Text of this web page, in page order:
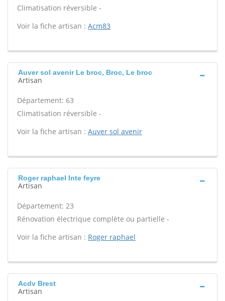
Climatisation réversible -
Voir la fiche artisan : Acm83
Auver sol avenir Le broc, Broc, Le broc
Artisan
Département: 63
Climatisation réversible -
Voir la fiche artisan : Auver sol avenir
Roger raphael Inte feyre
Artisan
Département: 23
Rénovation électrique complète ou partielle -
Voir la fiche artisan : Roger raphael
Acdv Brest
Artisan